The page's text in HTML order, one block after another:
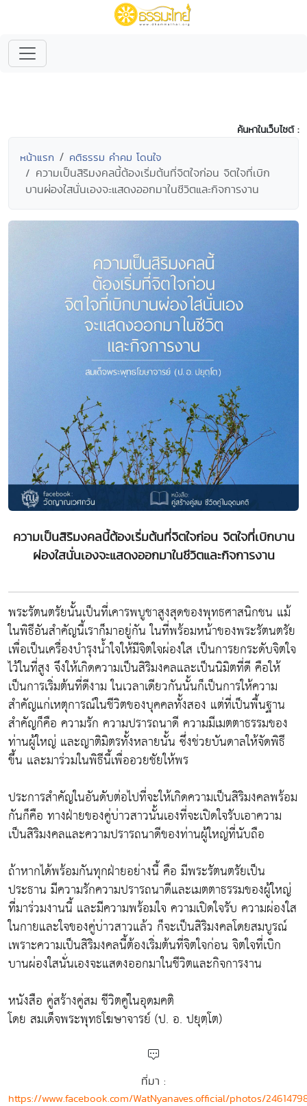
ค้นหาในเว็บไซต์ :
หน้าแรก คติธรรม คำคม โดนใจ
ความเป็นสิริมงคลนี้ต้องเริ่มต้นที่จิตใจก่อน จิตใจที่เบิก
บานผ่องใสนั่นเองจะแสดงออกมาในชีวิตและกิจการงาน
ความเป็นสิริมงคลนี้ต้องเริ่มต้นที่จิตใจก่อน จิตใจที่เบิกบาน
ผ่องใสนั่นเองจะแสดงออกมาในชีวิตและกิจการงาน
พระรัตนตรัยนั้นเป็นที่เคารพบูชาสูงสุดของพุทธศาสนิกชน แม้
ในพิธีอันสำคัญนี้เราก็มาอยู่กัน ในที่พร้อมหน้าของพระรัตนตรัย
เพื่อเป็นเครื่องบำรุงน้ำใจให้มีจิตใจผ่องใส เป็นการยกระดับจิตใจ
ไว้ในที่สูง จึงให้เกิดความเป็นสิริมงคลและเป็นนิมิตที่ดี คือให้
เป็นการเริ่มต้นที่ดีงาม ในเวลาเดียวกันนั้นก็เป็นการให้ความ
สำคัญแก่เหตุการณ์ในชีวิตของบุคคลทั้งสอง แต่ที่เป็นพื้นฐาน
สำคัญก็คือ ความรัก ความปรารถนาดี ความมีเมตตาธรรมของ
ท่านผู้ใหญ่ และญาติมิตรทั้งหลายนั้น ซึ่งช่วยบันดาลให้จัดพิธี
ขึ้น และมาร่วมในพิธีนี้เพื่ออวยชัยให้พร
ประการสำคัญในอันดับต่อไปที่จะให้เกิดความเป็นสิริมงคลพร้อม
กันก็คือ ทางฝ่ายของคู่บ่าวสาวนั้นเองที่จะเปิดใจรับเอาความ
เป็นสิริมงคลและความปรารถนาดีของท่านผู้ใหญ่ที่นับถือ
ถ้าหากได้พร้อมกันทุกฝ่ายอย่างนี้ คือ มีพระรัตนตรัยเป็น
ประธาน มีความรักความปรารถนาดีและเมตตาธรรมของผู้ใหญ่
ที่มาร่วมงานนี้ และมีความพร้อมใจ ความเปิดใจรับ ความผ่องใส
ในกายและใจของคู่บ่าวสาวแล้ว ก็จะเป็นสิริมงคลโดยสมบูรณ์
เพราะความเป็นสิริมงคลนี้ต้องเริ่มต้นที่จิตใจก่อน จิตใจที่เบิก
บานผ่องใสนั่นเองจะแสดงออกมาในชีวิตและกิจการงาน
หนังสือ คู่สร้างคู่สม ชีวิตคู่ในอุดมคติ
โดย สมเด็จพระพุทธโฆษาจารย์ (ป. อ. ปยุตฺโต)
ที่มา :
https://www.facebook.com/WatNyanaves.official/photos/